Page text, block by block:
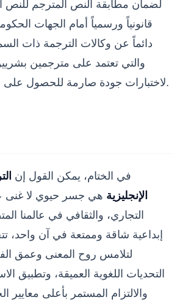
لضمان مطابقة النص المترجم للنص
قانونياً ورسمياً أمام الجهات
دائماً عن وكالات الترجمة ذات
والتي تعتمد على مترجمين
لاختبارات جودة صارمة للحصول على أفضل النتائج الممكنة.
في الختام، يمكن القول إن
الإنجليزية هي جسر حيوي لا غنى
التجاري، والثقافي في عالمنا
إبداعية شاقة وممتعة في آن واحد،
لتلامس روح المعنى وعمق
التحديات اللغوية العميقة، وتطبيق
والالتزام المستمر بأعلى معايير